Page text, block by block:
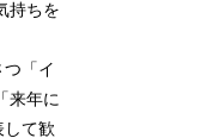
持ちを
「イ
来年に
して歓